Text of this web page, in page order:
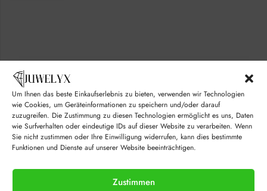
Um Ihnen das beste Einkaufserlebnis zu bieten, verwenden wir Technologien
wie Cookies, um Geräteinformationen zu speichern und/oder darauf
zuzugreifen. Die Zustimmung zu diesen Technologien ermöglicht es uns, Daten
wie Surfverhalten oder eindeutige IDs auf dieser Website zu verarbeiten. Wenn
Sie nicht zustimmen oder Ihre Einwilligung widerrufen, kann dies bestimmte
Funktionen und Dienste auf unserer Website beeinträchtigen.
Zustimmen
C
h
c
k
b
o
x
e
*